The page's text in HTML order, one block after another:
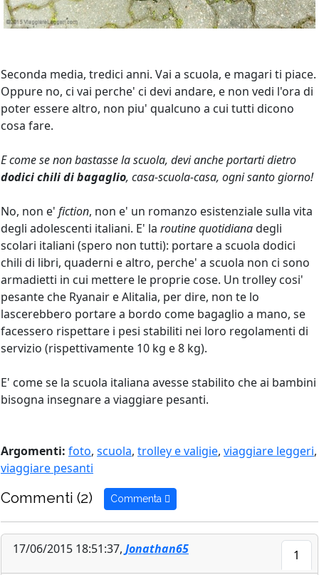
Seconda media, tredici anni. Vai a scuola, e magari ti piace.
Oppure no, ci vai perche' ci devi andare, e non vedi l'ora di
poter essere altro, non piu' qualcuno a cui tutti dicono
cosa fare.
E come se non bastasse la scuola, devi anche portarti dietro
dodici chili di bagaglio, casa-scuola-casa, ogni santo giorno!
No, non e' fiction, non e' un romanzo esistenziale sulla vita
degli adolescenti italiani. E' la routine quotidianadegli
scolari italiani (spero non tutti): portare a scuola dodici
chili di libri, quaderni e altro, perche' a scuola non ci sono
armadietti in cui mettere le proprie cose. Un trolley cosi'
pesante che Ryanair e Alitalia, per dire, non te lo
lascerebbero portare a bordo come bagaglio a mano, se
facessero rispettare i pesi stabiliti nei loro regolamenti di
servizio (rispettivamente 10 kg e 8 kg).
E' come se la scuola italiana avesse stabilito che ai bambini
bisogna insegnare a viaggiare pesanti.
Argomenti: foto, scuola, trolley e valigie, viaggiare leggeri,
viaggiare pesanti
Commenti (2) Commenta
17/06/2015 18:51:37, Jonathan65 1